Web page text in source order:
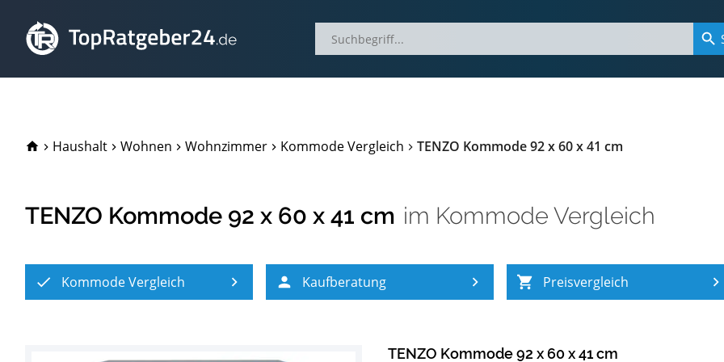
TopRatgeber24.de
Haushalt Wohnen Wohnzimmer Kommode Vergleich TENZO Kommode 92 x 60 x 41 cm
TENZO Kommode 92 x 60 x 41 cm im Kommode Vergleich
Kommode Vergleich Kaufberatung Preisvergleich
TENZO Kommode 92 x 60 x 41 cm